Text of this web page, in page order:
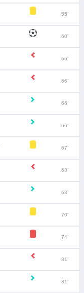
55’
60’
66’
66’
66’
66’
67’
68’
68’
70’
74’
81’
81’